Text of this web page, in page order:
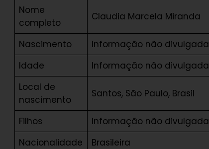
Nome
completo
Claudia Marcela Miranda
Nascimento
Informação não divulgada
Idade
Informação não divulgada
Local de
nascimento
Santos, São Paulo, Brasil
Filhos
Informação não divulgada
Nacionalidade
Brasileira